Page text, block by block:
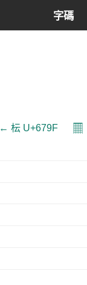
字碼
← 枟 U+679F 𝄜